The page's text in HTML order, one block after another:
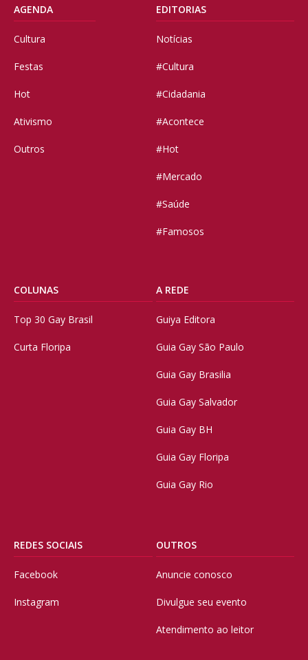
AGENDA
Cultura
Festas
Hot
Ativismo
Outros
EDITORIAS
Notícias
#Cultura
#Cidadania
#Acontece
#Hot
#Mercado
#Saúde
#Famosos
COLUNAS
Top 30 Gay Brasil
Curta Floripa
A REDE
Guiya Editora
Guia Gay São Paulo
Guia Gay Brasilia
Guia Gay Salvador
Guia Gay BH
Guia Gay Floripa
Guia Gay Rio
REDES SOCIAIS
Facebook
Instagram
OUTROS
Anuncie conosco
Divulgue seu evento
Atendimento ao leitor